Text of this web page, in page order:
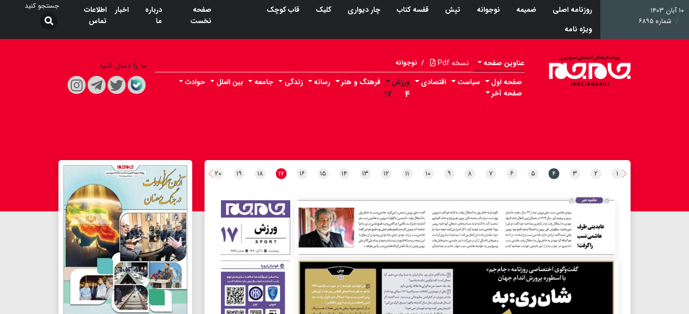
۱۰ آبان ۱۴۰۳
شماره ۶۸۹۵
روزنامه اصلی ضمیمه نوجوانه تپش قفسه کتاب چار دیواری کلیک
قاب کوچک
ویژه نامه
صفحه
نخست
درباره
ما
اخبار
اطلاعات
تماس
عناوین صفحه نسخه Pdf / نوجوانه
صفحه اول سیاست اقتصادی ورزش
۴ ۱۷
فرهنگ و هنر رسانه زندگی جامعه بین الملل
حوادث
صفحه آخر
ما را دنبال کنید
۱ ۲ ۳ ۴ ۵ ۶ ۷ ۸ ۹ ۱۰ ۱۱ ۱۲ ۱۳ ۱۴ ۱۵ ۱۶ ۱۷ ۱۸ ۱۹ ۲۰